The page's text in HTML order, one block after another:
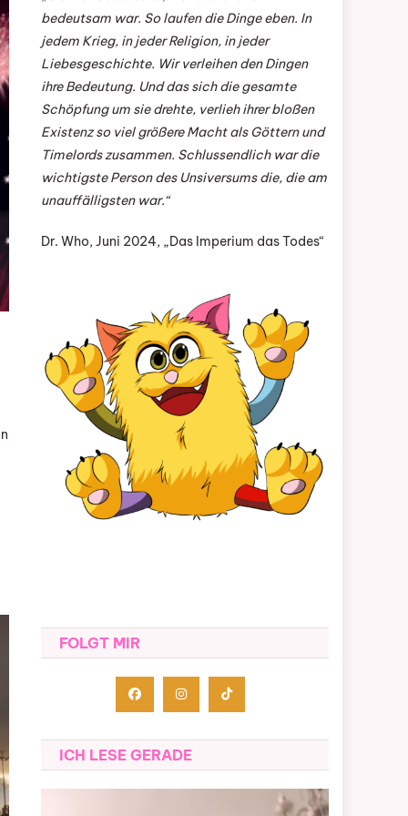
bedeutsam war. So laufen die Dinge eben. In
jedem Krieg, in jeder Religion, in jeder
Liebesgeschichte. Wir verleihen den Dingen
ihre Bedeutung. Und das sich die gesamte
Schöpfung um sie drehte, verlieh ihrer bloßen
Existenz so viel größere Macht als Göttern und
Timelords zusammen. Schlussendlich war die
wichtigste Person des Unsiversums die, die am
unauffälligsten war.“
Dr. Who, Juni 2024, „Das Imperium das Todes“
FOLGT MIR
ICH LESE GERADE